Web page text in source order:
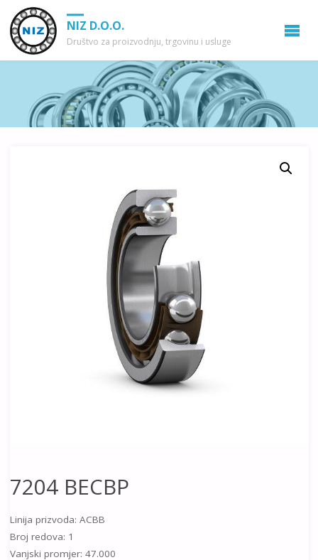
NIZ D.O.O.
Društvo za proizvodnju, trgovinu i usluge
7204 BECBP
Linija prizvoda: ACBB
Broj redova: 1
Vanjski promjer: 47.000